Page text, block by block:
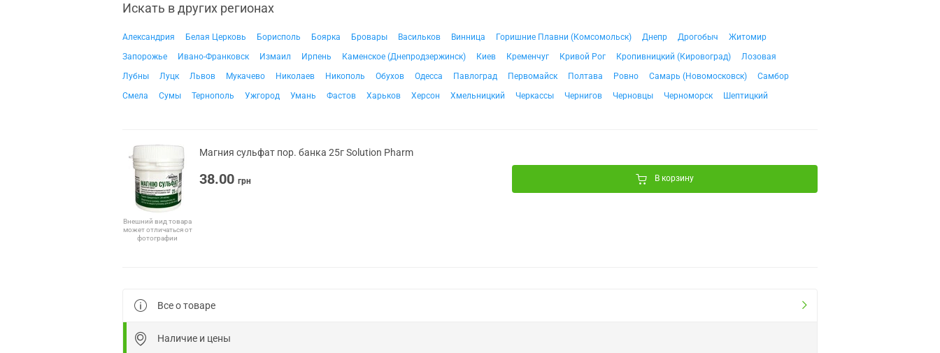
Искать в других регионах
Александрия Белая Церковь Борисполь Боярка Бровары Васильков Винница Горишние Плавни (Комсомольск) Днепр Дрогобыч
Житомир
Запорожье
Ивано-Франковск Измаил Ирпень Каменское (Днепродзержинск) Киев Кременчуг Кривой Рог Кропивницкий (Кировоград)
Лозовая
Лубны
Луцк Львов Мукачево Николаев Никополь Обухов Одесса Павлоград Первомайск Полтава Ровно Самарь (Новомосковск)
Самбор
Смела
Сумы Тернополь Ужгород Умань Фастов Харьков Херсон Хмельницкий Черкассы Чернигов Черновцы Черноморск Шептицкий
Внешний вид товара
может отличаться от
фотографии
Магния сульфат пор. банка 25г Solution Pharm
38.00 грн В корзину
Все о товаре
Наличие и цены